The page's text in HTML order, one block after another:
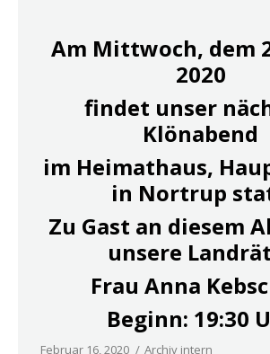
Am Mittwoch, dem
2020
findet unser
Klönabend
im Heimathaus,
in Nortrup
Zu Gast an diesem
unsere
Frau Anna
Beginn: 19:30
Februar 16, 2020 Archiv intern